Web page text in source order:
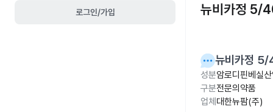
로그인/가입 뉴비카정 5/
뉴비카정
성분암로디핀베실
구분전문의약품
업체 대한뉴팜(주)